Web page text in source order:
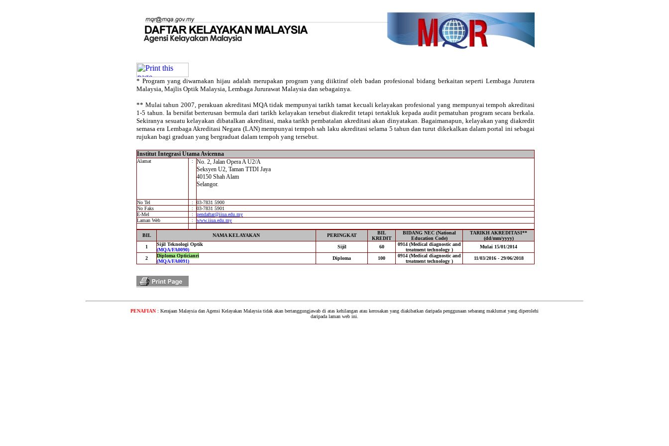
* Program yang diwarnakan hijau adalah merupakan program yang diiktiraf oleh badan profesional bidang berkaitan seperti Lembaga Jurutera
Malaysia, Majlis Optik Malaysia, Lembaga Jururawat Malaysia dan sebagainya.
** Mulai tahun 2007, perakuan akreditasi MQA tidak mempunyai tarikh tamat kecuali kelayakan profesional yang mempunyai tempoh akreditasi
1-5 tahun. Ia bersifat berterusan bermula dari tarikh kelayakan tersebut diakredit tetapi tertakluk kepada audit pematuhan program secara berkala.
Sekiranya sesuatu kelayakan dibatalkan akreditasi, maka tarikh pembatalan akreditasi akan dinyatakan. Bagaimanapun, kelayakan yang diakredit
semasa era Lembaga Akreditasi Negara (LAN) mempunyai tempoh sah laku akreditasi selama 5 tahun dan turut dikekalkan dalam portal ini sebagai
rujukan bagi graduan yang bergraduat dalam tempoh yang tersebut.
Institut Integrasi Utama Avicenna
Alamat :
No. 2, Jalan Opera A U2/A
Seksyen U2, Taman TTDI Jaya
40150 Shah Alam
Selangor.
No Tel :
03-7831 5900
No Faks
:
03-7831 5901
E-Mel
:
pendaftar@iiua.edu.my
Laman Web
: www.iiua.edu.my
BIL NAMA KELAYAKAN PERINGKAT
BIL
KREDIT
BIDANG NEC (National
Education Code)
TARIKH AKREDITASI**
(dd/mm/yyyy)
1
Sijil Teknologi Optik
(MQA/FA0090)
Sijil 60
0914 (Medical diagnostic and
treatment technology )
Mulai 15/01/2014
2
Diploma Opticianri
(MQA/FA0091)
Diploma 100
0914 (Medical diagnostic and
treatment technology )
11/03/2016 - 29/06/2018
PENAFIAN : Kerajaan Malaysia dan Agensi Kelayakan Malaysia tidak akan bertanggungjawab di atas kehilangan atau kerosakan yang diakibatkan daripada penggunaan sebarang maklumat yang diperolehi
daripada laman web ini.